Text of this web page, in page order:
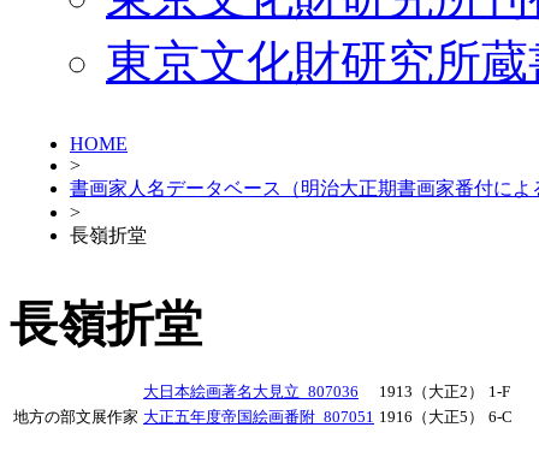
東京文化財研究所
HOME
>
書画家人名データベース（明治大正期書画家番付によ
>
長嶺折堂
長嶺折堂
大日本絵画著名大見立_807036 1913（大正2）
1-F
地方の部文展作家 大正五年度帝国絵画番附_807051 1916（大正5） 6-C